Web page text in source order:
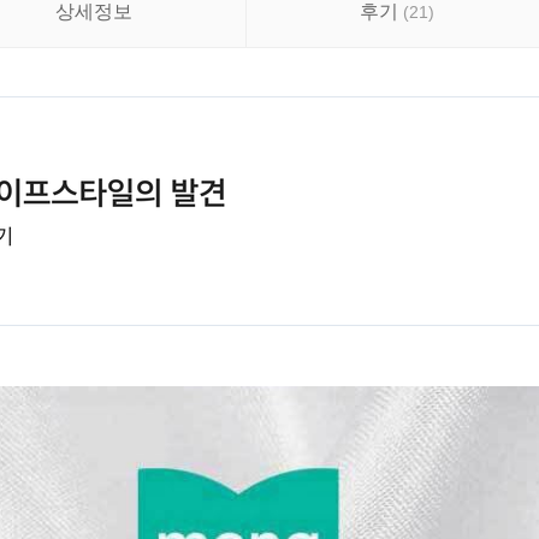
상세정보 후기 (21)